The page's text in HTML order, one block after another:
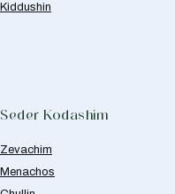
Kiddushin
Seder Kodashim
Zevachim
Menachos